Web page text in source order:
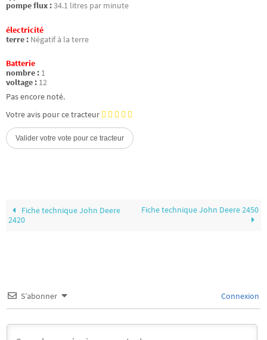
pompe flux :34.1 litres par minute
électricité
terre : Négatif à la terre
Batterie
nombre : 1
voltage : 12
Pas encore noté.
Votre avis pour ce tracteur
Fiche technique John Deere
2420
Fiche technique John Deere 2450
S’abonner Connexion